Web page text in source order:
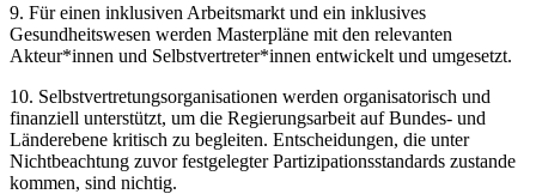
9. Für einen inklusiven Arbeitsmarkt und ein inklusives
Gesundheitswesen werden Masterpläne mit den relevanten
Akteur*innen und Selbstvertreter*innen entwickelt und umgesetzt.
10. Selbstvertretungsorganisationen werden organisatorisch und
finanziell unterstützt, um die Regierungsarbeit auf Bundes- und
Länderebene kritisch zu begleiten. Entscheidungen, die unter
Nichtbeachtung zuvor festgelegter Partizipationsstandards zustande
kommen, sind nichtig.